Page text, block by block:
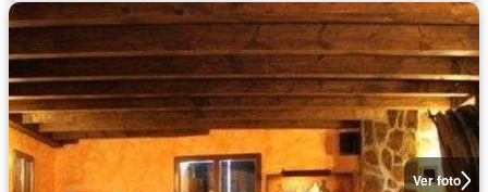
Ver foto